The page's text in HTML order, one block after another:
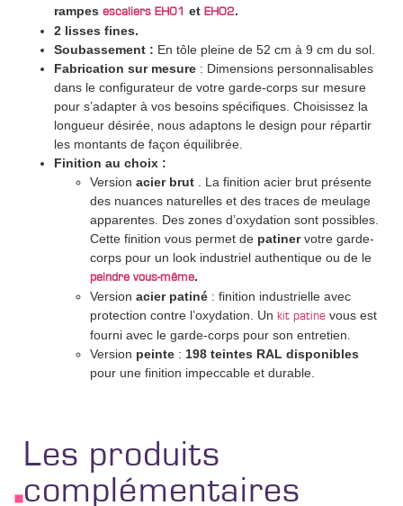
rampes escaliers EH01 et EH02.
2 lisses fines.
Soubassement : En tôle pleine de 52 cm à 9 cm du sol.
Fabrication sur mesure : Dimensions personnalisables
dans le configurateur de votre garde-corps sur mesure
pour s’adapter à vos besoins spécifiques. Choisissez la
longueur désirée, nous adaptons le design pour répartir
les montants de façon équilibrée.
Finition au choix :
Version acier brut
. La finition acier brut présente
des nuances naturelles et des traces de meulage
apparentes. Des zones d’oxydation sont possibles.
Cette finition vous permet de patinervotre garde-
corps pour un look industriel authentique ou de le
peindre vous-même.
Version acier patiné : finition industrielle avec
protection contre l’oxydation. Un kit patine vous est
fourni avec le garde-corps pour son entretien.
Version peinte : 198 teintes RAL disponibles
pour une finition impeccable et durable.
Les produits
complémentaires